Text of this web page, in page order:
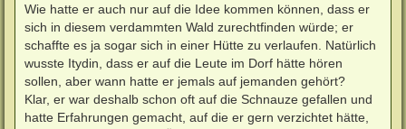
Wie hatte er auch nur auf die Idee kommen können, dass er
sich in diesem verdammten Wald zurechtfinden würde; er
schaffte es ja sogar sich in einer Hütte zu verlaufen. Natürlich
wusste Itydin, dass er auf die Leute im Dorf hätte hören
sollen, aber wann hatte er jemals auf jemanden gehört?
Klar, er war deshalb schon oft auf die Schnauze gefallen und
hatte Erfahrungen gemacht, auf die er gern verzichtet hätte,